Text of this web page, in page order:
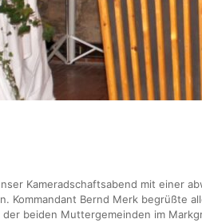
Kameradschaftsabend mit einer
Kommandant Bernd Merk begrüßte
beiden Muttergemeinden im